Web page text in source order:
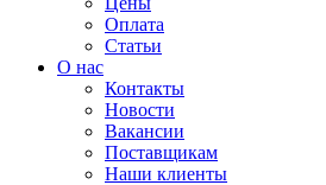
Оплата
Статьи
О нас
Контакты
Новости
Вакансии
Поставщикам
Наши клиенты